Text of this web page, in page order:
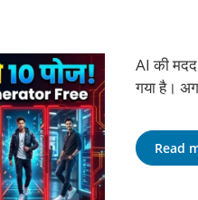
AI की
गया है।
Read